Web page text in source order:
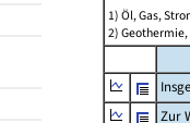
1) Öl, Gas,
2)
Zur